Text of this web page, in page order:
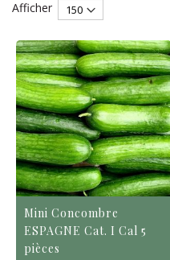
Afficher
Mini Concombre
ESPAGNE Cat. I Cal 5
pièces